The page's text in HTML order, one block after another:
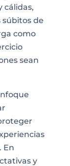
cálidas,
súbitos de
como
sean
En
y